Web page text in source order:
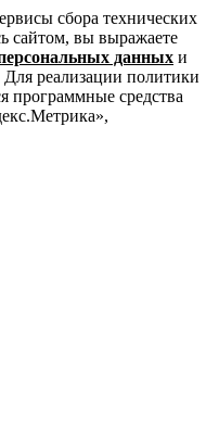
сбора технических
сайтом, вы выражаете
данных и
реализации политики
программные средства